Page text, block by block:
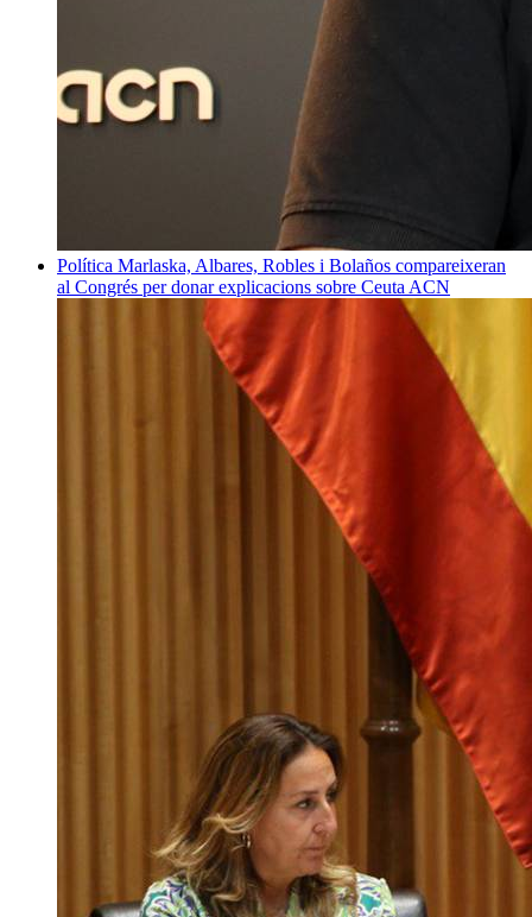
Política Marlaska, Albares, Robles i Bolaños compareixeran
al Congrés per donar explicacions sobre Ceuta ACN